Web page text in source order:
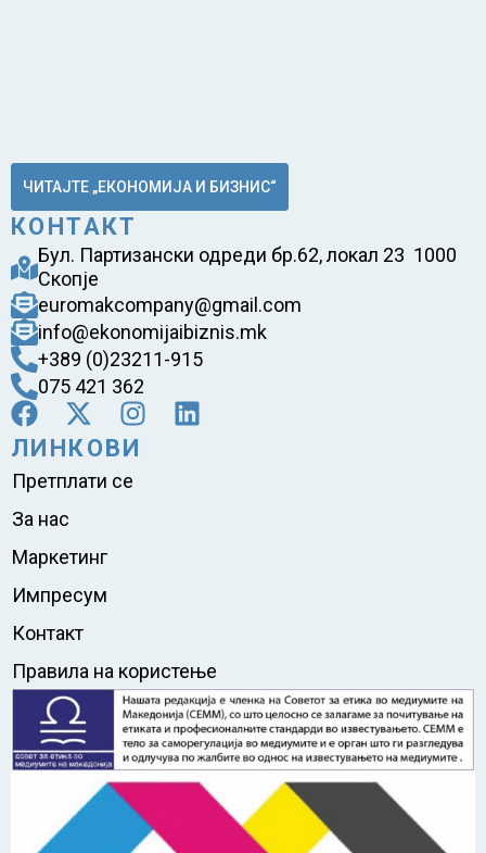
ЧИТАЈТЕ „ЕКОНОМИЈА И БИЗНИС“
КОНТАКТ
Бул. Партизански одреди бр.62, локал 23 1000
Скопје
euromakcompany@gmail.com
info@ekonomijaibiznis.mk
+389 (0)23211-915
075 421 362
ЛИНКОВИ
Претплати се
За нас
Маркетинг
Импресум
Контакт
Правила на користење